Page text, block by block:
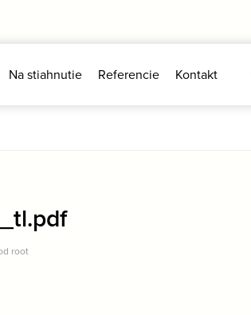
Na stiahnutie Referencie Kontakt
root